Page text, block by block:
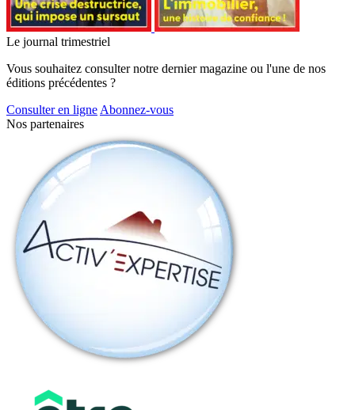
Le journal trimestriel
Vous souhaitez consulter notre dernier magazine ou l'une de nos
éditions précédentes ?
Consulter en ligne Abonnez-vous
Nos partenaires